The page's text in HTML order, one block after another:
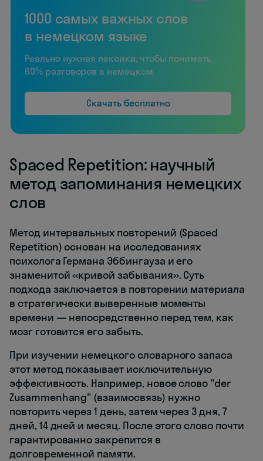
1000 самых важных слов
в немецком языке
Реально нужная лексика, чтобы понимать
60% разговоров в немецком
Скачать бесплатно
Spaced Repetition: научный
метод запоминания немецких
слов
Метод интервальных повторений (Spaced
Repetition) основан на исследованиях
психолога Германа Эббингауза и его
знаменитой «кривой забывания». Суть
подхода заключается в повторении материала
в стратегически выверенные моменты
времени — непосредственно перед тем, как
мозг готовится его забыть.
При изучении немецкого словарного запаса
этот метод показывает исключительную
эффективность. Например, новое слово "der
Zusammenhang" (взаимосвязь) нужно
повторить через 1 день, затем через 3 дня, 7
дней, 14 дней и месяц. После этого слово почти
гарантированно закрепится в
долговременной памяти.